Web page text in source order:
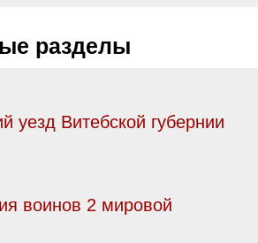
разделы
уезд Витебской губернии
воинов 2 мировой